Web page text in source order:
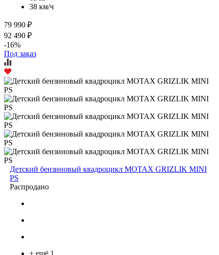
38 км/ч
79 990 ₽
92 490 ₽
-16%
Под заказ
Детский бензиновый квадроцикл MOTAX GRIZLIK MINI
PS
Распродано
+ ещё 1